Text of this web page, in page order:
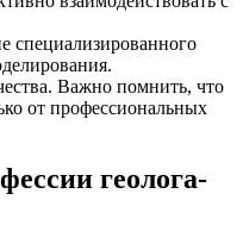
специализированного
Важно помнить, что
от профессиональных
геолога-